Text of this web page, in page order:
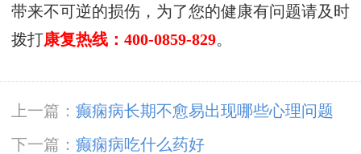
带来不可逆的损伤，为了您的健康有问题请及时
拨打康复热线：400-0859-829。
上一篇： 癫痫病长期不愈易出现哪些心理问题
下一篇： 癫痫病吃什么药好